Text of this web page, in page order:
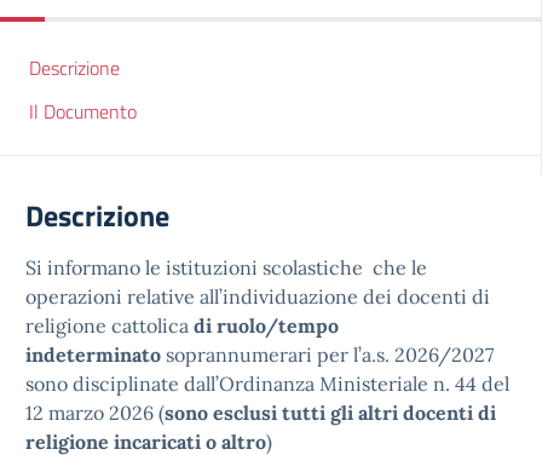
Descrizione
Il Documento
Descrizione
Si informano le istituzioni scolastiche che le
operazioni relative all’individuazione dei docenti di
religione cattolica di ruolo/tempo
indeterminato soprannumerari per l’a.s. 2026/2027
sono disciplinate dall’Ordinanza Ministeriale n. 44 del
12 marzo 2026 (sono esclusi tutti gli altri docenti di
religione incaricati o altro)